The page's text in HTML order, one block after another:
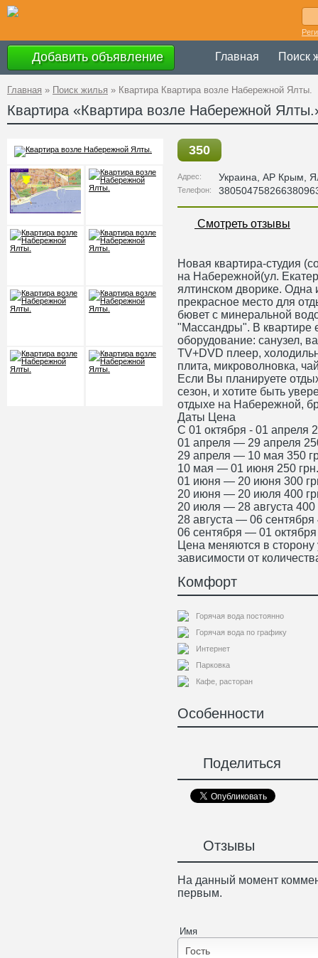
Добавить объявление Главная Поиск
Главная » Поиск жилья » Квартира Квартира возле Набережной Ялты.
Квартира «Квартира возле Набережной
350
Адрес: Украина АР Крым ,
Телефон:
Смотреть отзывы
Новая квартира-студия
на Набережной(ул.
ялтинском дворике. Одна
прекрасное место для
бювет с минеральной
"Массандры". В квартире
оборудование: санузел,
TV+DVD плеер,
плита, микроволновка,
Если Вы планируете
сезон, и хотите быть
отдыхе на Набережной,
Даты Цена
С 01 октября - 01 апреля
01 апреля — 29 апреля
29 апреля — 10 мая 350
10 мая — 01 июня 250 грн.
01 июня — 20 июня 300
20 июня — 20 июля 400
20 июля — 28 августа 400
28 августа — 06 сентября
06 сентября — 01 октября
Цена меняются в
зависимости от
Комфорт
Горячая вода постоянно
Горячая вода по графику
Интернет
Парковка
Кафе, расторан
Особенности
Поделиться
Отзывы
На данный момент
первым.
Имя